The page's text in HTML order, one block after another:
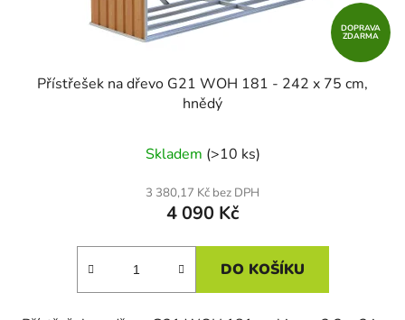
DOPRAVA
ZDARMA
Přístřešek na dřevo G21 WOH 181 - 242 x 75 cm,
hnědý
Skladem (>10 ks)
3 380,17 Kč bez DPH
4 090 Kč
DO KOŠÍKU